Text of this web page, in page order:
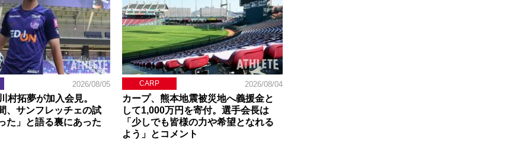
2026/08/05
村拓夢が加入会見。
、サンフレッチェの試
た」と語る裏にあった
CARP 2026/08/04
カープ、熊本地震被災地へ義援金と
して1,000万円を寄付。選手会長は
「少しでも皆様の力や希望となれる
よう」とコメント